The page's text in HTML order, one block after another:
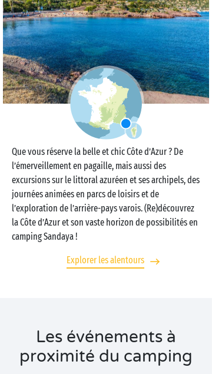
Que vous réserve la belle et chic Côte d’Azur ? De
l’émerveillement en pagaille, mais aussi des
excursions sur le littoral azuréen et ses archipels, des
journées animées en parcs de loisirs et de
l’exploration de l’arrière-pays varois. (Re)découvrez
la Côte d’Azur et son vaste horizon de possibilités en
camping Sandaya !
Explorer les alentours
Les événements à
proximité du camping